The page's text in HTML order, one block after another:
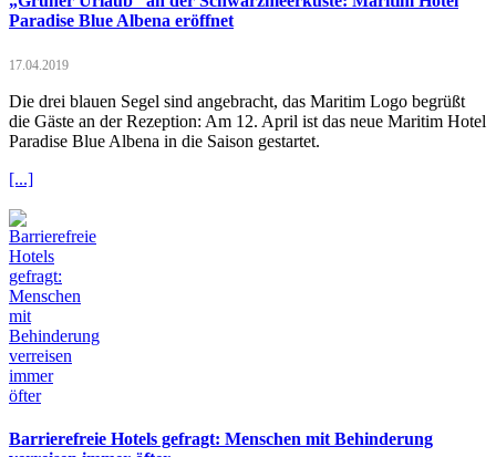
Paradise Blue Albena eröffnet
17.04.2019
Die drei blauen Segel sind angebracht, das Maritim Logo begrüßt
die Gäste an der Rezeption: Am 12. April ist das neue Maritim Hotel
Paradise Blue Albena in die Saison gestartet.
[...]
Barrierefreie Hotels gefragt: Menschen mit Behinderung